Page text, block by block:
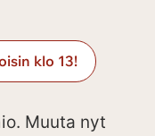
klo 13!
Muuta nyt